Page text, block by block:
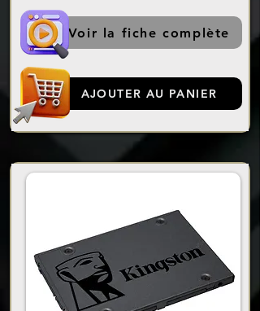
Voir la fiche complète
AJOUTER AU PANIER